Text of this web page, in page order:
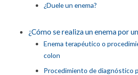
¿Duele un enema?
¿Cómo se realiza un enema por
Enema terapéutico o
colon
Procedimiento de diagnóstico